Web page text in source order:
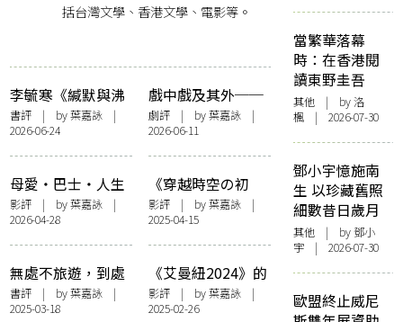
括台灣文學、香港文學、電影等。
李毓寒《緘默與沸
騰》的自然書寫
書評 | by葉嘉詠 |
2026-06-24
戲中戲及其外──
評新域劇團《小城
之春》
劇評| by葉嘉詠|
2026-06-11
母愛‧巴士‧人生
終點──評《我們
不是什麼》
影評 | by葉嘉詠 |
2026-04-28
《穿越時空の初
吻》穿越橋段之必
要
影評| by葉嘉詠|
2025-04-15
無處不旅遊，到處
有讀者——談淮遠
的《懶鬼出門》
書評 | by葉嘉詠 |
2025-03-18
《艾曼紐2024》的
香港故事
影評| by葉嘉詠|
2025-02-26
當繁華落幕
時：在香港閱
讀東野圭吾
其他 | by洛
楓 | 2026-07-30
鄧小宇憶施南
生 以珍藏舊照
細數昔日歲月
其他 | by 鄧小
宇 | 2026-07-30
歐盟終止威尼